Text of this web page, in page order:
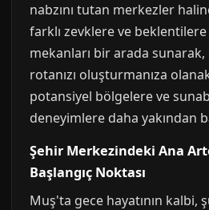
nabzını tutan merkezler
farklı zevklere ve
mekanları bir arada
rotanızı oluşturmanıza
potansiyel bölgelere ve
deneyimlere daha yakından
Şehir Merkezindeki Ana
Başlangıç Noktası
Muş'ta gece hayatının kalbi,